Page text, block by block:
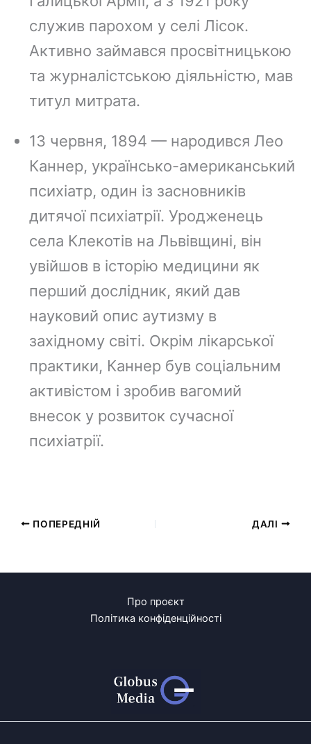
служив парохом у селі Лісок.
Активно займався просвітницькою
та журналістською діяльністю, мав
титул митрата.
13 червня, 1894 — народився Лео
Каннер, українсько-американський
психіатр, один із засновників
дитячої психіатрії. Уродженець
села Клекотів на Львівщині, він
увійшов в історію медицини як
перший дослідник, який дав
науковий опис аутизму в
західному світі. Окрім лікарської
практики, Каннер був соціальним
активістом і зробив вагомий
внесок у розвиток сучасної
психіатрії.
ПОПЕРЕДНІЙ ДАЛІ
Про проєкт
Політика конфіденційності